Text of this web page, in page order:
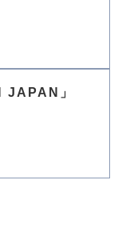
JAPAN」